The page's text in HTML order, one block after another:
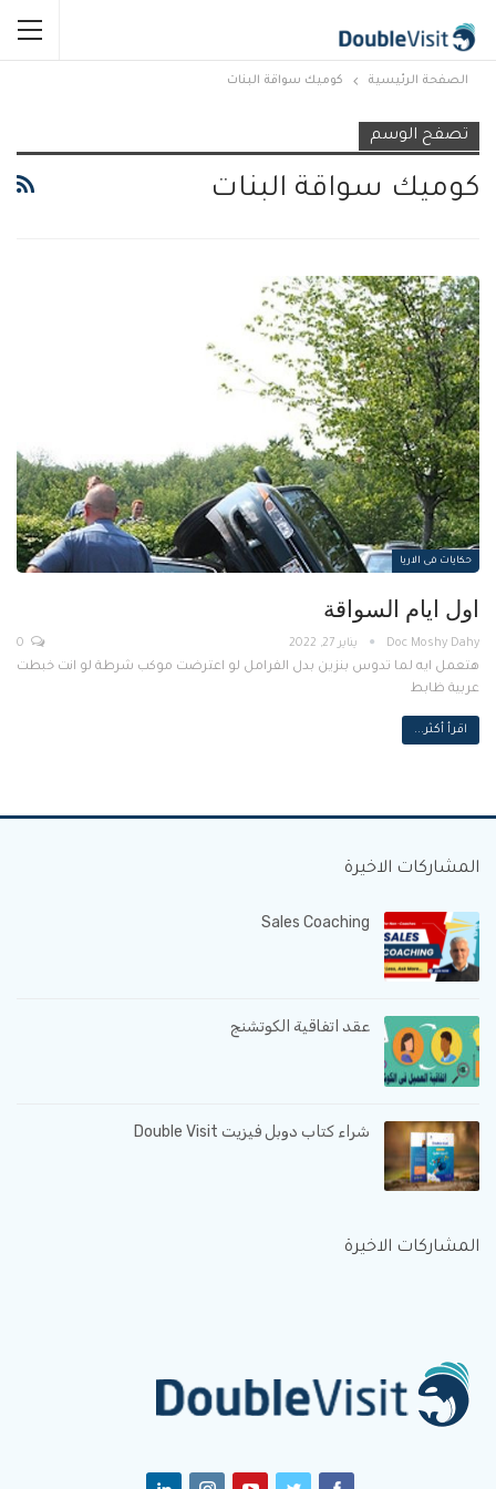
الصفحة الرئيسية كوميك سواقة البنات
تصفح الوسم
كوميك سواقة البنات
حكايات فى الاريا
اول ايام السواقة
Doc Moshy Dahy يناير 27, 2022
هتعمل ايه لما تدوس بنزين بدل الفرامل لو اعترضت موكب شرطة لو انت خبطت
عربية ظابط
اقرأ أكثر...
المشاركات الاخيرة
Sales Coaching
عقد اتفاقية الكوتشنج
شراء كتاب دوبل فيزيت Double Visit
المشاركات الاخيرة